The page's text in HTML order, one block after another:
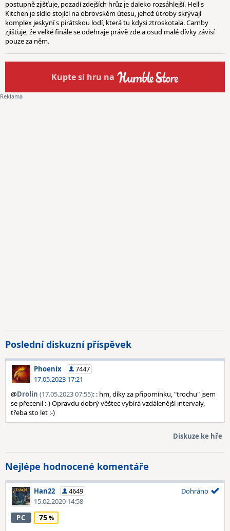
postupně zjišťuje, pozadí zdejších hrůz je daleko rozsáhlejší. Hell's
Kitchen je sídlo stojící na obrovském útesu, jehož útroby skrývají
komplex jeskyní s pirátskou lodí, která tu kdysi ztroskotala. Carnby
zjišťuje, že velké finále se odehraje právě zde a osud malé dívky závisí
pouze za něm.
Kuptesi hru na
Poslední diskuzní příspěvek
Phoenix
7447
17.05.2023 17:21
@Drolin (17.05.2023 07:55): : hm, díky za připomínku, "trochu" jsem
se přecenil :-) Opravdu dobrý věštec vybírá vzdálenější intervaly,
třeba sto let :-)
Diskuze ke hře
Nejlépe hodnocené komentáře
Han22
4649
15.02.2020 14:58
Dohráno
PC 75